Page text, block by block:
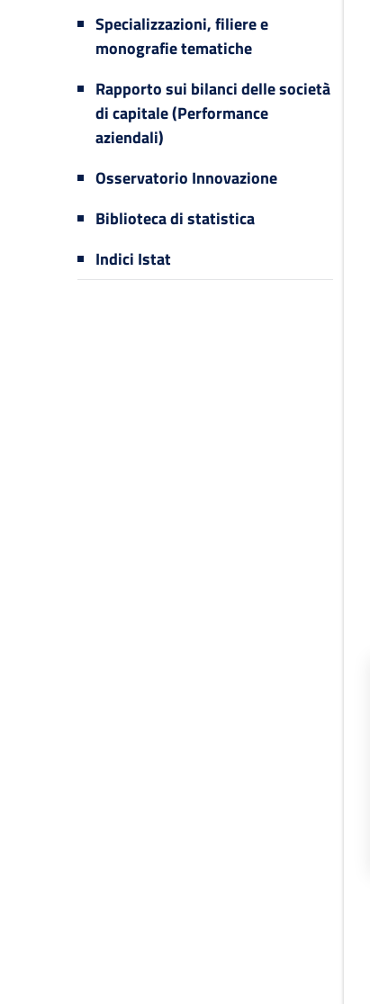
Specializzazioni, filiere e
monografie tematiche
Rapporto sui bilanci delle società
di capitale (Performance
aziendali)
Osservatorio Innovazione
Biblioteca di statistica
Indici Istat